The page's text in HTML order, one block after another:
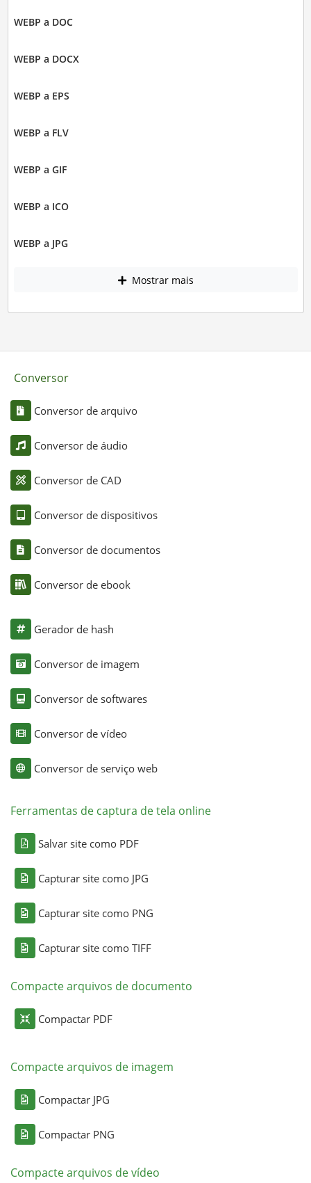
WEBP a DOC
WEBP a DOCX
WEBP a EPS
WEBP a FLV
WEBP a GIF
WEBP a ICO
WEBP a JPG
Mostrar mais
Conversor
Conversor de arquivo
Conversor de áudio
Conversor de CAD
Conversor de dispositivos
Conversor de documentos
Conversor de ebook
Gerador de hash
Conversor de imagem
Conversor de softwares
Conversor de vídeo
Conversor de serviço web
Ferramentas de captura de tela online
Salvar site como PDF
Capturar site como JPG
Capturar site como PNG
Capturar site como TIFF
Compacte arquivos de documento
Compactar PDF
Compacte arquivos de imagem
Compactar JPG
Compactar PNG
Compacte arquivos de vídeo